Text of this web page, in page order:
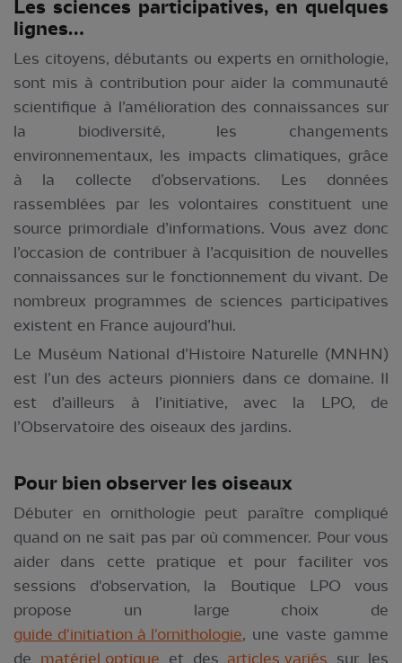
Les sciences participatives, en quelques
lignes…
Les citoyens, débutants ou experts en ornithologie,
sont mis à contribution pour aider la communauté
scientifique à l’amélioration des connaissances sur
la biodiversité, les changements
environnementaux, les impacts climatiques, grâce
à la collecte d’observations. Les données
rassemblées par les volontaires constituent une
source primordiale d’informations. Vous avez donc
l’occasion de contribuer à l’acquisition de nouvelles
connaissances sur le fonctionnement du vivant. De
nombreux programmes de sciences participatives
existent en France aujourd’hui.
Le Muséum National d’Histoire Naturelle (MNHN)
est l’un des acteurs pionniers dans ce domaine. Il
est d’ailleurs à l’initiative, avec la LPO, de
l’Observatoire des oiseaux des jardins.
Pour bien observer les oiseaux
Débuter en ornithologie peut paraître compliqué
quand on ne sait pas par où commencer. Pour vous
aider dans cette pratique et pour faciliter vos
sessions d'observation, la Boutique LPO vous
propose un large choix de
guide d'initiation à l'ornithologie, une vaste gamme
de matériel optique et des articles variés sur les